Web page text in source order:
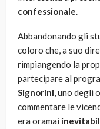
confessionale.
Abbandonando gli
coloro che, a suo
rimpiangendo la
partecipare al
Signorini, uno degli
commentare le
era oramai